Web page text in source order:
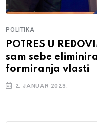
POLITIKA
POTRES U
sam sebe
formiranja vlasti
2. JANUAR 2023.